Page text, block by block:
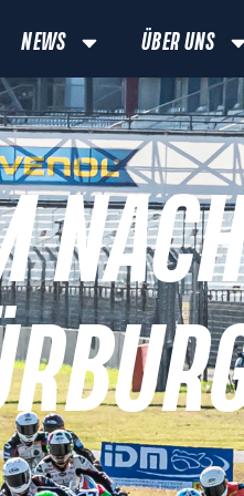
NEWS ÜBER UNS